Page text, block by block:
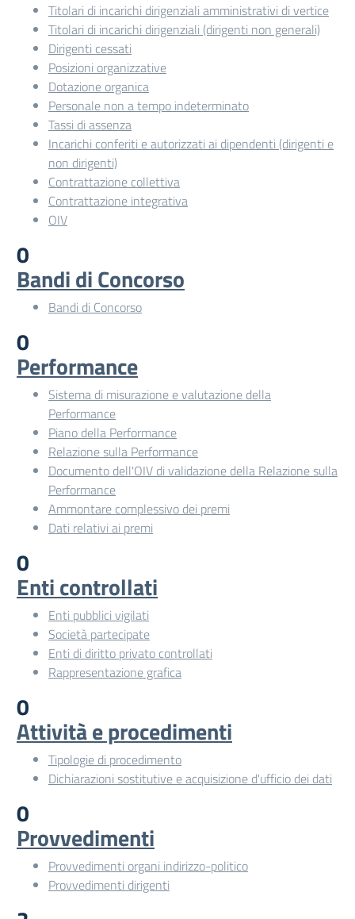
Titolari di incarichi dirigenziali amministrativi di vertice
Titolari di incarichi dirigenziali (dirigenti non generali)
Dirigenti cessati
Posizioni organizzative
Dotazione organica
Personale non a tempo indeterminato
Tassi di assenza
Incarichi conferiti e autorizzati ai dipendenti (dirigenti e
non dirigenti)
Contrattazione collettiva
Contrattazione integrativa
OIV
0
Bandi di Concorso
Bandi di Concorso
0
Performance
Sistema di misurazione e valutazione della
Performance
Piano della Performance
Relazione sulla Performance
Documento dell'OIV di validazione della Relazione sulla
Performance
Ammontare complessivo dei premi
Dati relativi ai premi
0
Enti controllati
Enti pubblici vigilati
Società partecipate
Enti di diritto privato controllati
Rappresentazione grafica
0
Attività e procedimenti
Tipologie di procedimento
Dichiarazioni sostitutive e acquisizione d'ufficio dei dati
0
Provvedimenti
Provvedimenti organi indirizzo-politico
Provvedimenti dirigenti